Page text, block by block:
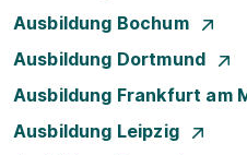
Ausbildung Bochum
Ausbildung Dortmund
Ausbildung Frankfurt am
Ausbildung Leipzig